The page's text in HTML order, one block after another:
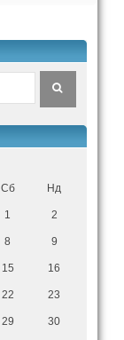
Сб Нд
1 2
8 9
15 16
22 23
29 30